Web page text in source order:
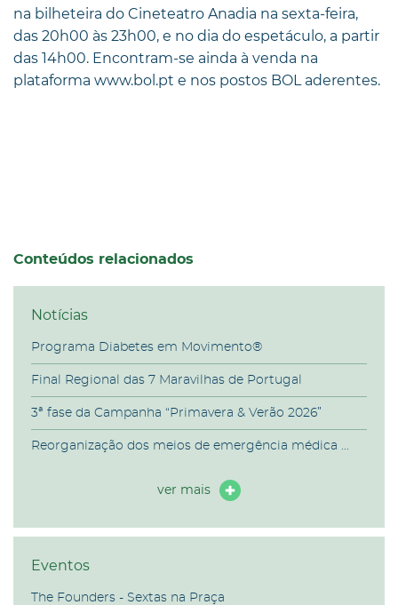
na bilheteira do Cineteatro Anadia na sexta-feira,
das 20h00 às 23h00, e no dia do espetáculo, a partir
das 14h00. Encontram-se ainda à venda na
plataforma www.bol.pt e nos postos BOL aderentes.
Conteúdos relacionados
Notícias
Programa Diabetes em Movimento®
Final Regional das 7 Maravilhas de Portugal
3ª fase da Campanha “Primavera & Verão 2026”
Reorganização dos meios de emergência médica ...
ver mais
Eventos
The Founders - Sextas na Praça